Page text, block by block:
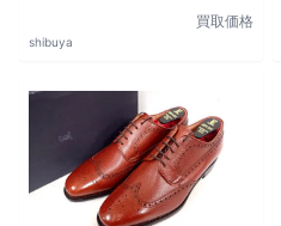
買取価格
shibuya